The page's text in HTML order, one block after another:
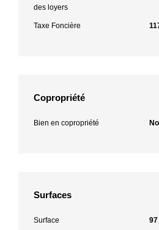
des loyers
Taxe Foncière
Copropriété
Bien en copropriété
Surfaces
Surface 97